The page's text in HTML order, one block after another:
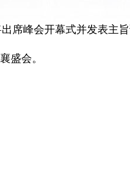
峰会开幕式并发表主
盛会。